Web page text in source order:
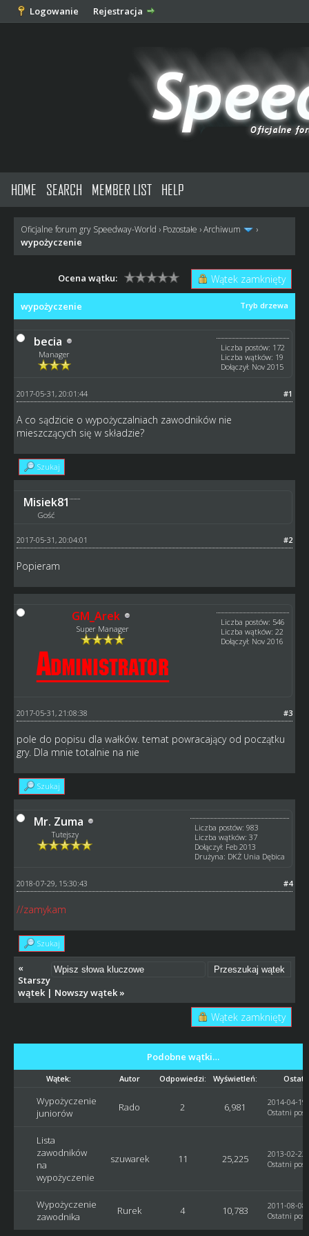
Logowanie Rejestracja
HOME SEARCH MEMBER LIST HELP
Oficjalne forum gry Speedway-World › Pozostałe ›Archiwum ›
wypożyczenie
Wątek zamknięty
Ocena wątku:
Tryb drzewa
wypożyczenie
becia
Manager
Liczba postów: 172
Liczba wątków: 19
Dołączył: Nov 2015
#1
2017-05-31, 20:01:44
A co sądzicie o wypożyczalniach zawodników nie
mieszczących się w składzie?
Szukaj
Misiek81
Gość
#2
2017-05-31, 20:04:01
Popieram
GM_Arek
Super Manager
Liczba postów: 546
Liczba wątków: 22
Dołączył: Nov 2016
#3
2017-05-31, 21:08:38
pole do popisu dla wałków. temat powracający od początku
gry. Dla mnie totalnie na nie
Szukaj
Mr. Zuma
Tutejszy
Liczba postów: 983
Liczba wątków: 37
Dołączył: Feb 2013
Drużyna: DKŻ Unia Dębica
#4
2018-07-29, 15:30:43
//zamykam
Szukaj
«
Starszy
wątek| Nowszy wątek»
Wątek zamknięty
Podobne wątki…
Wątek: Autor Odpowiedzi: Wyświetleń:
Wypożyczenie
juniorów
Rado 2 6,981
2014-04-
Ostatni post
Lista
zawodników
na
wypożyczenie
szuwarek 11 25,225
2013-02-
Ostatni post
Wypożyczenie
zawodnika
Rurek 4 10,783
2011-08-
Ostatni post